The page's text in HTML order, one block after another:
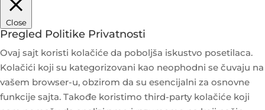
Close
Pregled Politike Privatnosti
Ovaj sajt koristi kolačiće da poboljša iskustvo posetilaca.
Kolačići koji su kategorizovani kao neophodni se čuvaju na
vašem browser-u, obzirom da su esencijalni za osnovne
funkcije sajta. Takođe koristimo third-party kolačiće koji